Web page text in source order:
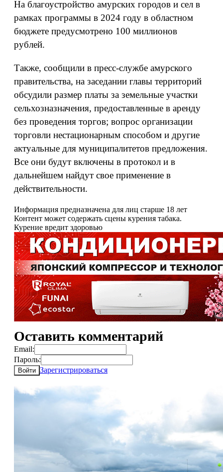
На благоустройство амурских городов и сел в
рамках программы в 2024 году в областном
бюджете предусмотрено 100 миллионов
рублей.
Также, сообщили в пресс-службе амурского
правительства, на заседании главы территорий
обсудили размер платы за земельные участки
сельхозназначения, предоставленные в аренду
без проведения торгов; вопрос организации
торговли нестационарным способом и другие
актуальные для муниципалитетов предложения.
Все они будут включены в протокол и в
дальнейшем найдут свое применение в
действительности.
Информация предназначена для лиц старше 18 лет
Контент может содержать сцены курения табака.
Курение вредит здоровью
Оставить комментарий
Email:
Пароль:
Войти Зарегистрироваться